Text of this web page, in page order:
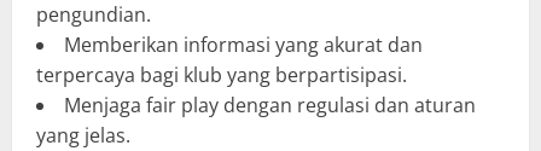
pengundian.
Memberikan informasi yang akurat dan
terpercaya bagi klub yang berpartisipasi.
Menjaga fair play dengan regulasi dan aturan
yang jelas.